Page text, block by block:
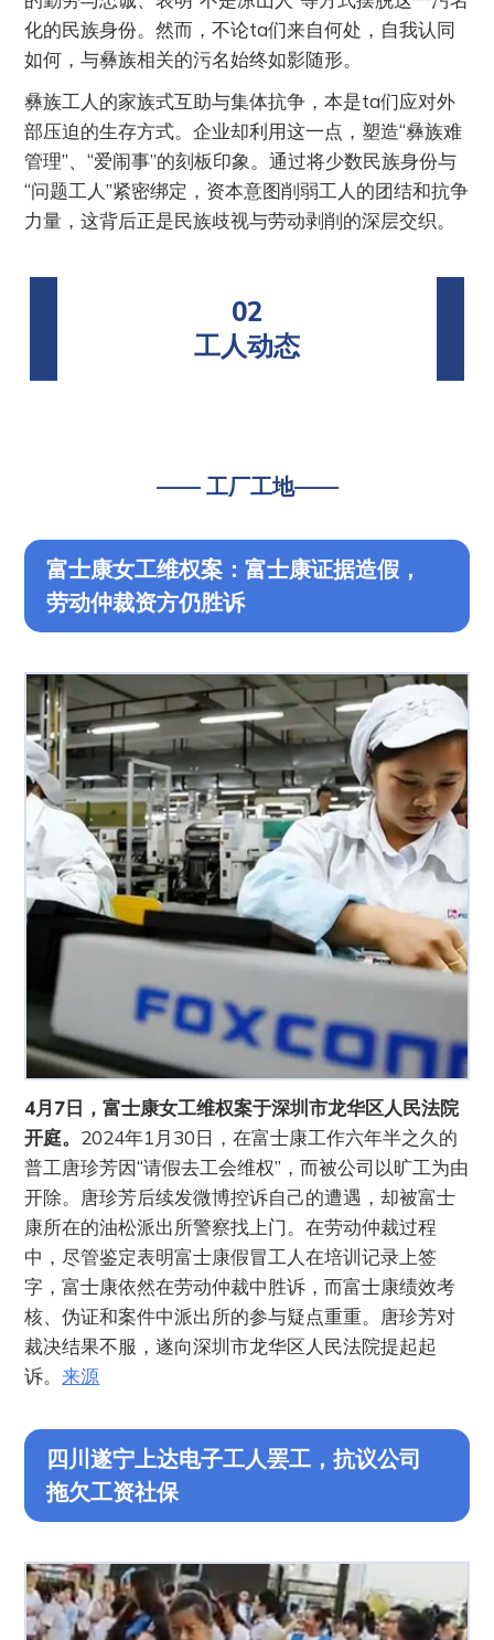
化的民族身份。然而，不论ta们来自何处，自我认同
如何，与彝族相关的污名始终如影随形。
彝族工人的家族式互助与集体抗争，本是ta们应对外
部压迫的生存方式。企业却利用这一点，塑造“彝族难
管理”、“爱闹事”的刻板印象。通过将少数民族身份与
“问题工人”紧密绑定，资本意图削弱工人的团结和抗争
力量，这背后正是民族歧视与劳动剥削的深层交织。
02
工人动态
—— 工厂工地——
富士康女工维权案：富士康证据造假，
劳动仲裁资方仍胜诉
4月7日，富士康女工维权案于深圳市龙华区人民法院
开庭。 2024年1月30日，在富士康工作六年半之久的
普工唐珍芳因“请假去工会维权”，而被公司以旷工为由
开除。唐珍芳后续发微博控诉自己的遭遇，却被富士
康所在的油松派出所警察找上门。在劳动仲裁过程
中，尽管鉴定表明富士康假冒工人在培训记录上签
字，富士康依然在劳动仲裁中胜诉，而富士康绩效考
核、伪证和案件中派出所的参与疑点重重。唐珍芳对
裁决结果不服，遂向深圳市龙华区人民法院提起起
诉。来源
四川遂宁上达电子工人罢工，抗议公司
拖欠工资社保